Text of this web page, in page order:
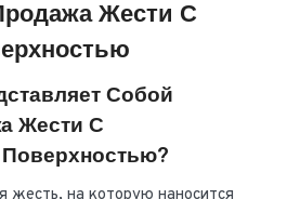
Жести С
Собой
Жести С
жесть, на которую наносится